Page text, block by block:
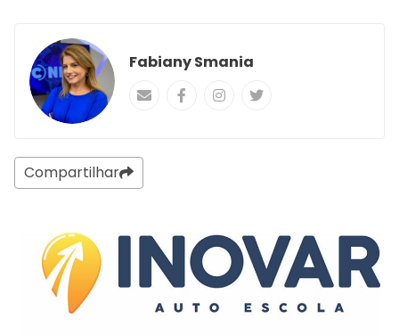
Fabiany Smania
Compartilhar